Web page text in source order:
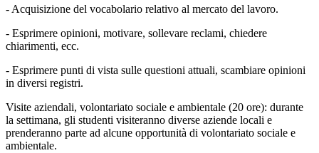
- Acquisizione del vocabolario relativo al mercato del lavoro.
- Esprimere opinioni, motivare, sollevare reclami, chiedere
chiarimenti, ecc.
- Esprimere punti di vista sulle questioni attuali, scambiare opinioni
in diversi registri.
Visite aziendali, volontariato sociale e ambientale (20 ore): durante
la settimana, gli studenti visiteranno diverse aziende locali e
prenderanno parte ad alcune opportunità di volontariato sociale e
ambientale.